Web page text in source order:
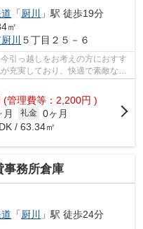
「 厨川
」駅 徒歩19分
㎡
厨川 ５丁目２５－６
引っ越しをお考えの方におすす
充実しており、快適で素敵な暮
(管理費等：2,200円 )
月 礼金 0ヶ月
/ 63.34㎡
事務所倉庫
「厨川 」駅 徒歩24分